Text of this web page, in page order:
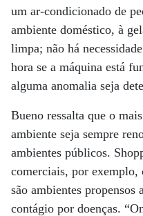
um ar-condicionado de
ambiente doméstico, à
limpa; não há
hora se a máquina está
alguma anomalia seja
Bueno ressalta que o
ambiente seja sempre
ambientes públicos.
comerciais, por exemplo,
são ambientes
contágio por doenças.